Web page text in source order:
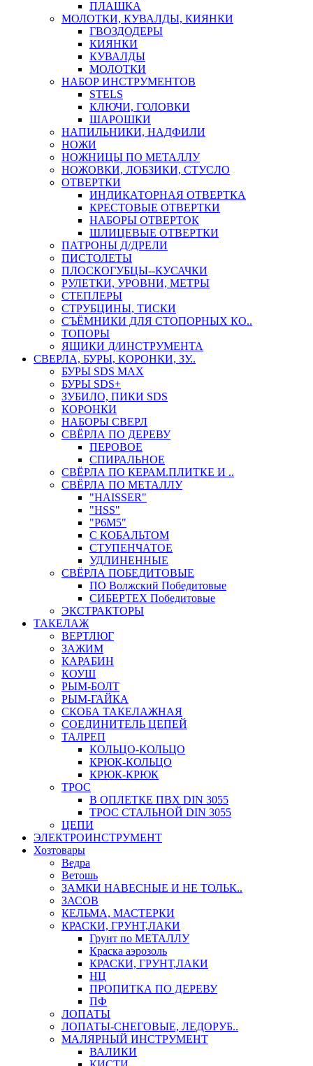
ПЛАШКА
МОЛОТКИ, КУВАЛДЫ, КИЯНКИ
ГВОЗДОДЕРЫ
КИЯНКИ
КУВАЛДЫ
МОЛОТКИ
НАБОР ИНСТРУМЕНТОВ
STELS
КЛЮЧИ, ГОЛОВКИ
ШАРОШКИ
НАПИЛЬНИКИ, НАДФИЛИ
НОЖИ
НОЖНИЦЫ ПО МЕТАЛЛУ
НОЖОВКИ, ЛОБЗИКИ, СТУСЛО
ОТВЕРТКИ
ИНДИКАТОРНАЯ ОТВЕРТКА
КРЕСТОВЫЕ ОТВЕРТКИ
НАБОРЫ ОТВЕРТОК
ШЛИЦЕВЫЕ ОТВЕРТКИ
ПАТРОНЫ Д/ДРЕЛИ
ПИСТОЛЕТЫ
ПЛОСКОГУБЦЫ--КУСАЧКИ
РУЛЕТКИ, УРОВНИ, МЕТРЫ
СТЕПЛЕРЫ
СТРУБЦИНЫ, ТИСКИ
СЪЁМНИКИ ДЛЯ СТОПОРНЫХ КО..
ТОПОРЫ
ЯЩИКИ Д/ИНСТРУМЕНТА
СВЕРЛА, БУРЫ, КОРОНКИ, ЗУ..
БУРЫ SDS MAX
БУРЫ SDS+
ЗУБИЛО, ПИКИ SDS
КОРОНКИ
НАБОРЫ СВЕРЛ
СВЁРЛА ПО ДЕРЕВУ
ПЕРОВОЕ
СПИРАЛЬНОЕ
СВЁРЛА ПО КЕРАМ.ПЛИТКЕ И ..
СВЁРЛА ПО МЕТАЛЛУ
"HAISSER"
"HSS"
"Р6М5"
С КОБАЛЬТОМ
СТУПЕНЧАТОЕ
УДЛИНЕННЫЕ
СВЁРЛА ПОБЕДИТОВЫЕ
ПО Волжский Победитовые
СИБЕРТЕХ Победитовые
ЭКСТРАКТОРЫ
ТАКЕЛАЖ
ВЕРТЛЮГ
ЗАЖИМ
КАРАБИН
КОУШ
РЫМ-БОЛТ
РЫМ-ГАЙКА
СКОБА ТАКЕЛАЖНАЯ
СОЕДИНИТЕЛЬ ЦЕПЕЙ
ТАЛРЕП
КОЛЬЦО-КОЛЬЦО
КРЮК-КОЛЬЦО
КРЮК-КРЮК
ТРОС
В ОПЛЕТКЕ ПВХ DIN 3055
ТРОС СТАЛЬНОЙ DIN 3055
ЦЕПИ
ЭЛЕКТРОИНСТРУМЕНТ
Хозтовары
Ведра
Ветошь
ЗАМКИ НАВЕСНЫЕ И НЕ ТОЛЬК..
ЗАСОВ
КЕЛЬМА, МАСТЕРКИ
КРАСКИ, ГРУНТ,ЛАКИ
Грунт по МЕТАЛЛУ
Краска аэрозоль
КРАСКИ, ГРУНТ,ЛАКИ
НЦ
ПРОПИТКА ПО ДЕРЕВУ
ПФ
ЛОПАТЫ
ЛОПАТЫ-СНЕГОВЫЕ, ЛЕДОРУБ..
МАЛЯРНЫЙ ИНСТРУМЕНТ
ВАЛИКИ